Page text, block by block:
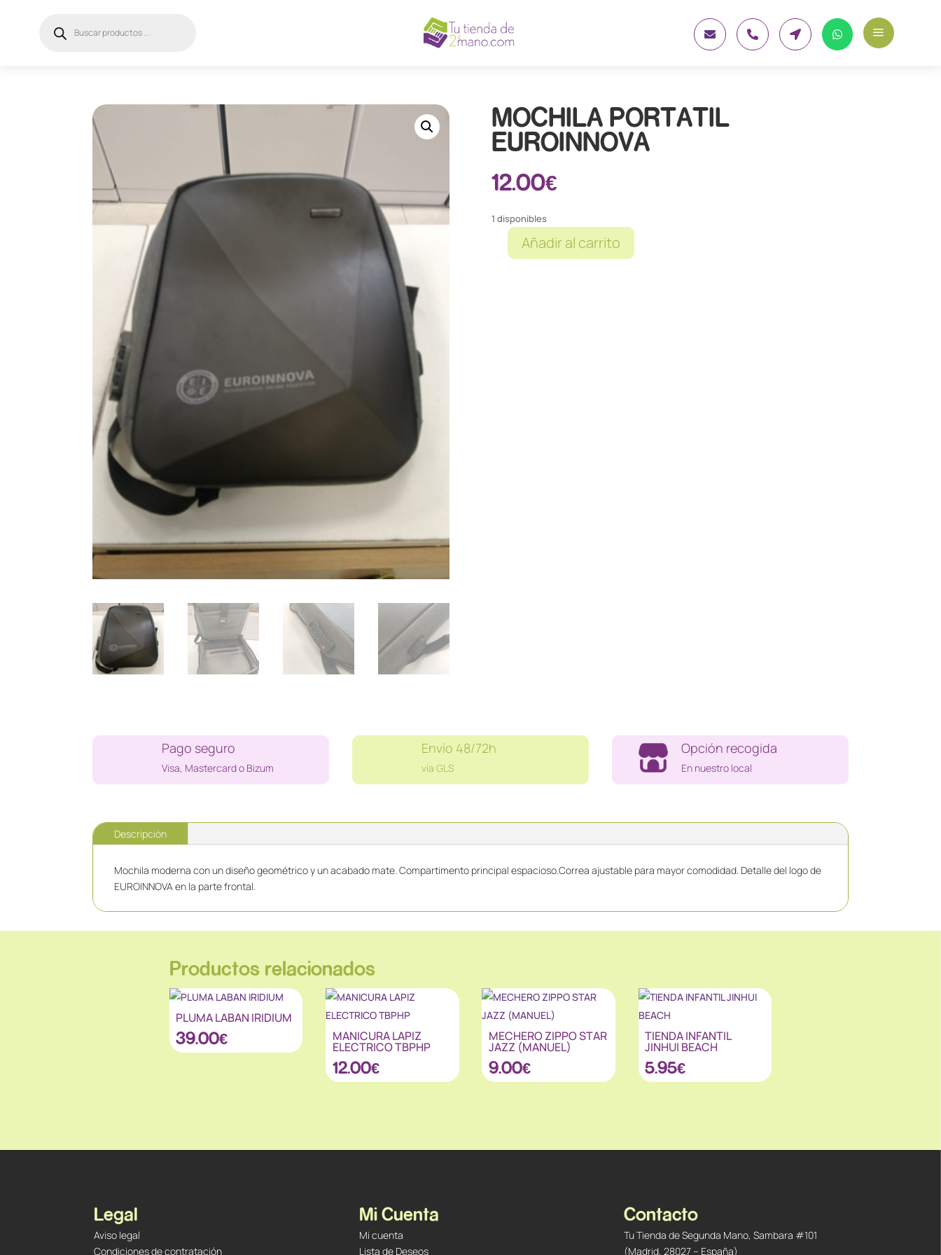
productos     a
MOCHILA PORTATIL
EUROINNOVA
12.00€
1 disponibles
MOCHILAAñadir al carrito
Pago seguro
Visa, Mastercard o Bizum
Envío 48/72h
vía GLS
Opción recogida
En nuestro local
Descripción
Mochila moderna con un diseño geométrico y un acabado mate. Compartimento principal espacioso.Correa ajustable para mayor comodidad. Detalle del logo de
EUROINNOVA en la parte frontal.
Productos relacionados
PLUMA LABAN IRIDIUM
39.00€ MANICURA LAPIZ
ELECTRICO TBPHP
12.00€
MECHERO ZIPPO STAR
JAZZ (MANUEL)
9.00€
TIENDA INFANTIL
JINHUI BEACH
5.95€
Legal
Aviso legal
Condiciones de contratación
Mi Cuenta
Mi cuenta
Lista de Deseos
Contacto
Tu Tienda de Segunda Mano, Sambara #101
(Madrid, 28027 – España)